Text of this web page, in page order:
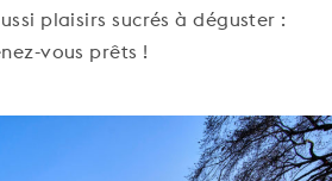
plaisirs sucrés à déguster :
vous prêts !